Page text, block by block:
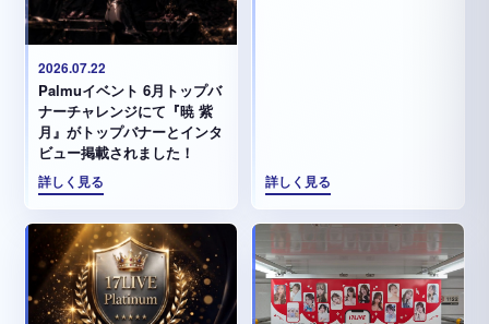
2026.07.22
Palmuイベント 6月トップバ
ナーチャレンジにて『暁 紫
月』がトップバナーとインタ
ビュー掲載されました！
詳しく見る 詳しく見る